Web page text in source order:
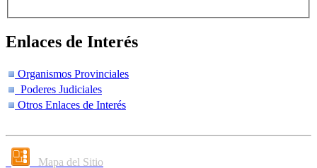
Enlaces de Interés
Organismos Provinciales
Poderes Judiciales
Otros Enlaces de Interés
Mapa del Sitio